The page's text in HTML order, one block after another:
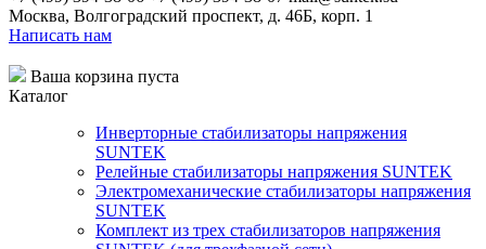
Москва, Волгоградский проспект, д. 46Б, корп. 1
Написать нам
Ваша корзина пуста
Каталог
Инверторные стабилизаторы напряжения
SUNTEK
Релейные стабилизаторы напряжения SUNTEK
Электромеханические стабилизаторы напряжения
SUNTEK
Комплект из трех стабилизаторов напряжения